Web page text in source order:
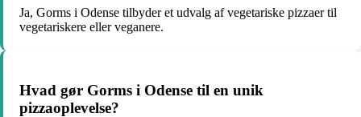
Ja, Gorms i Odense tilbyder et udvalg af vegetariske pizzaer til
vegetariskere eller veganere.
Hvad gør Gorms i Odense til en unik
pizzaoplevelse?